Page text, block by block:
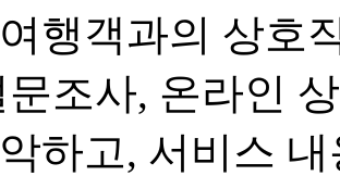
행객과의 상호
문조사, 온라인
하고, 서비스